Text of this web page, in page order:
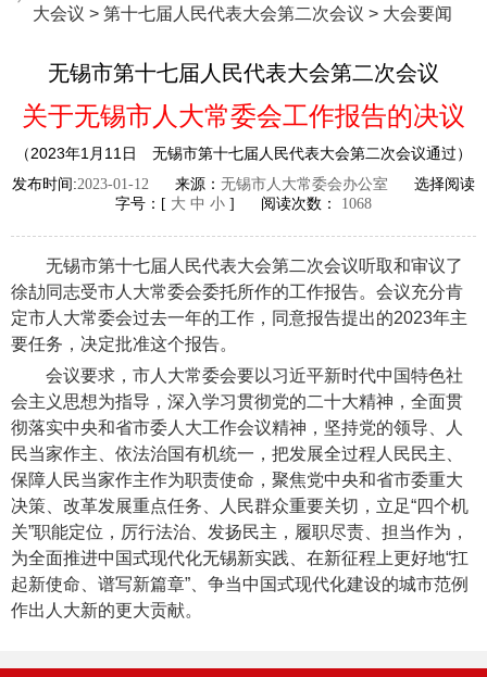
大会议 > 第十七届人民代表大会第二次会议 > 大会要闻
无锡市第十七届人民代表大会第二次会议
关于无锡市人大常委会工作报告的决议
（2023年1月11日 无锡市第十七届人民代表大会第二次会议通过）
发布时间:2023-01-12 来源： 无锡市人大常委会办公室 选择阅读
字号：[ 大 中 小 ] 阅读次数： 1068
无锡市第十七届人民代表大会第二次会议听取和审议了
徐劼同志受市人大常委会委托所作的工作报告。会议充分肯
定市人大常委会过去一年的工作，同意报告提出的2023年主
要任务，决定批准这个报告。
会议要求，市人大常委会要以习近平新时代中国特色社
会主义思想为指导，深入学习贯彻党的二十大精神，全面贯
彻落实中央和省市委人大工作会议精神，坚持党的领导、人
民当家作主、依法治国有机统一，把发展全过程人民民主、
保障人民当家作主作为职责使命，聚焦党中央和省市委重大
决策、改革发展重点任务、人民群众重要关切，立足“四个机
关”职能定位，厉行法治、发扬民主，履职尽责、担当作为，
为全面推进中国式现代化无锡新实践、在新征程上更好地“扛
起新使命、谱写新篇章”、争当中国式现代化建设的城市范例
作出人大新的更大贡献。